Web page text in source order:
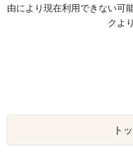
由により現在利用できない可
クよ
ト